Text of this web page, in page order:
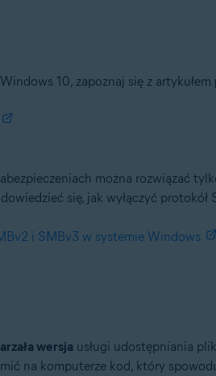
10, zapoznaj się z artykułem
można rozwiązać
się, jak wyłączyć protokół
i SMBv3 w systemie Windows
wersjausługi udostępniania
na komputerze kod, który